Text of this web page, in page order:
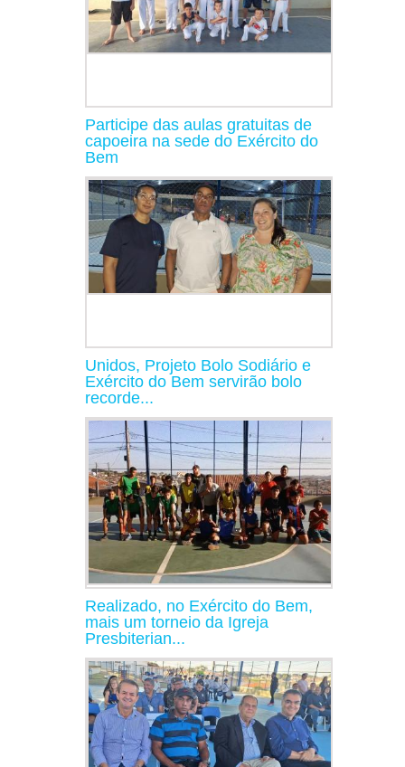
Participe das aulas gratuitas de
capoeira na sede do Exército do
Bem
Unidos, Projeto Bolo Sodiário e
Exército do Bem servirão bolo
recorde...
Realizado, no Exército do Bem,
mais um torneio da Igreja
Presbiterian...